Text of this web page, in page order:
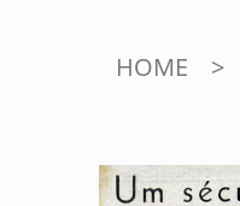
HOME >